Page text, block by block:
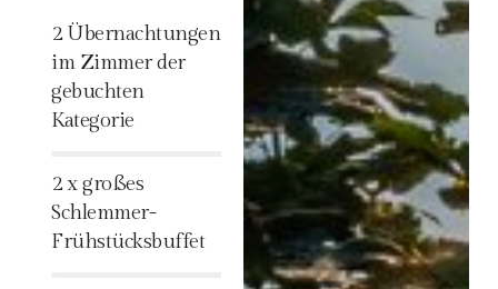
2 Übernachtungen
im Zimmer der
gebuchten
Kategorie
2 x großes
Schlemmer-
Frühstücksbuffet